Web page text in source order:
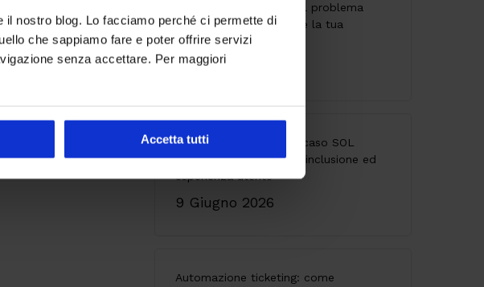
nostro blog. Lo facciamo perché ci permette di
che sappiamo fare e poter offrire servizi
senza accettare. Per maggiori
Accetta tutti
API senza governance: il problema
invisibile che indebolisce la tua
architettura
28 Maggio 2026
Accessibilità digitale: il caso SOL
Veritas tra innovazione, inclusione ed
esperienza utente
9 Giugno 2026
Automazione ticketing: come